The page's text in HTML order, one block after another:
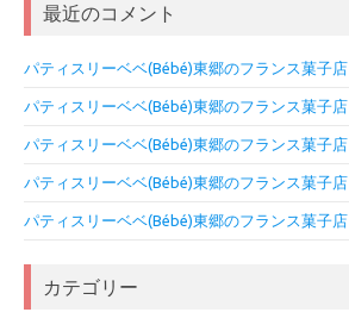
最近のコメント
パティスリーベベ(Bébé)東郷のフランス菓子店
パティスリーベベ(Bébé)東郷のフランス菓子店
パティスリーベベ(Bébé)東郷のフランス菓子店
パティスリーベベ(Bébé)東郷のフランス菓子店
パティスリーベベ(Bébé)東郷のフランス菓子店
カテゴリー